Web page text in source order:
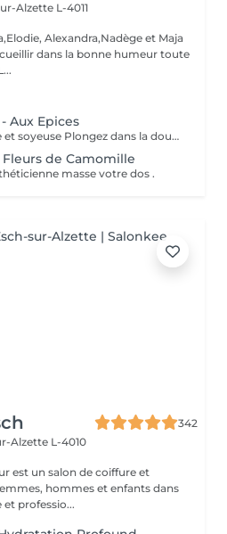
Alzette L-4011
Alexandra,Nadège et Maja
dans la bonne humeur toute
Aux Epices
Retrouvez une peau douce et soyeuse Plongez dans la douceur tropicale dIndonésie à travers les notes épicées des huiles essentielles de Girofle et de Muscade. Ce gommage aux effluves chauds et naturels vous transporte tout en exfoliant délicatement votre peau : elle est douce, lumineuse et satinée.
Fleurs de Camomille
masse votre dos .
342
Alzette L-4010
est un salon de coiffure et
hommes et enfants dans
professio...